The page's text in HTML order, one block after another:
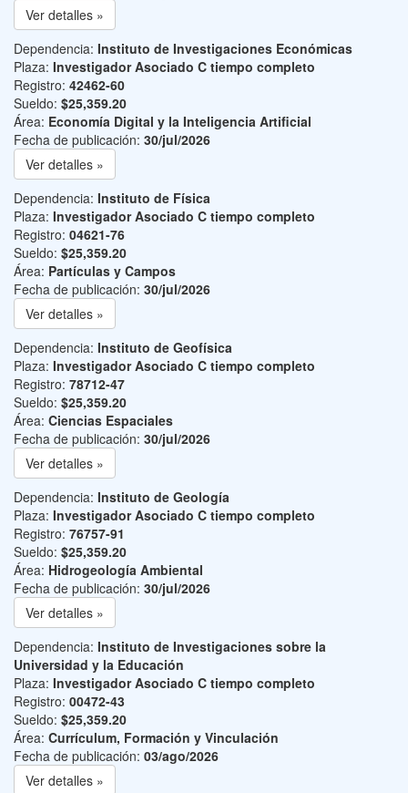
Ver detalles »
Dependencia: Instituto de Investigaciones Económicas
Plaza: Investigador Asociado C tiempo completo
Registro: 42462-60
Sueldo: $25,359.20
Área: Economía Digital y la Inteligencia Artificial
Fecha de publicación: 30/jul/2026
Ver detalles »
Dependencia: Instituto de Física
Plaza: Investigador Asociado C tiempo completo
Registro: 04621-76
Sueldo: $25,359.20
Área: Partículas y Campos
Fecha de publicación: 30/jul/2026
Ver detalles »
Dependencia: Instituto de Geofísica
Plaza: Investigador Asociado C tiempo completo
Registro: 78712-47
Sueldo: $25,359.20
Área: Ciencias Espaciales
Fecha de publicación: 30/jul/2026
Ver detalles »
Dependencia: Instituto de Geología
Plaza: Investigador Asociado C tiempo completo
Registro: 76757-91
Sueldo: $25,359.20
Área: Hidrogeología Ambiental
Fecha de publicación: 30/jul/2026
Ver detalles »
Dependencia: Instituto de Investigaciones sobre la
Universidad y la Educación
Plaza: Investigador Asociado C tiempo completo
Registro: 00472-43
Sueldo: $25,359.20
Área: Currículum, Formación y Vinculación
Fecha de publicación: 03/ago/2026
Ver detalles »